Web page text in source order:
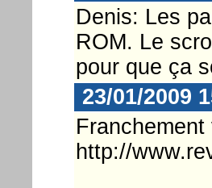
Denis: Les
ROM. Le
pour que ça
23/01/2009
http://